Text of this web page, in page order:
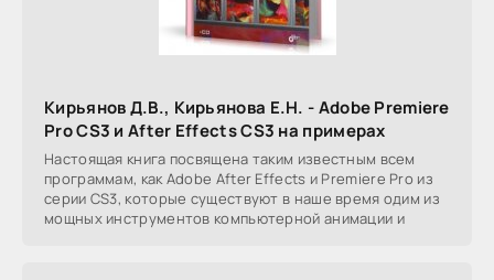
Кирьянов Д.В., Кирьянова Е.Н. - Adobe Premiere
Pro CS3 и After Effects CS3 на примерах
Настоящая книга посвящена таким известным всем
программам, как Adobe After Effects и Premiere Pro из
серии CS3, которые существуют в наше время одим из
мощных инструментов компьютерной анимации и